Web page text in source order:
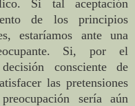
Si tal aceptación
de los principios
estaríamos ante una
Si, por el
consciente de
las pretensiones
sería aún